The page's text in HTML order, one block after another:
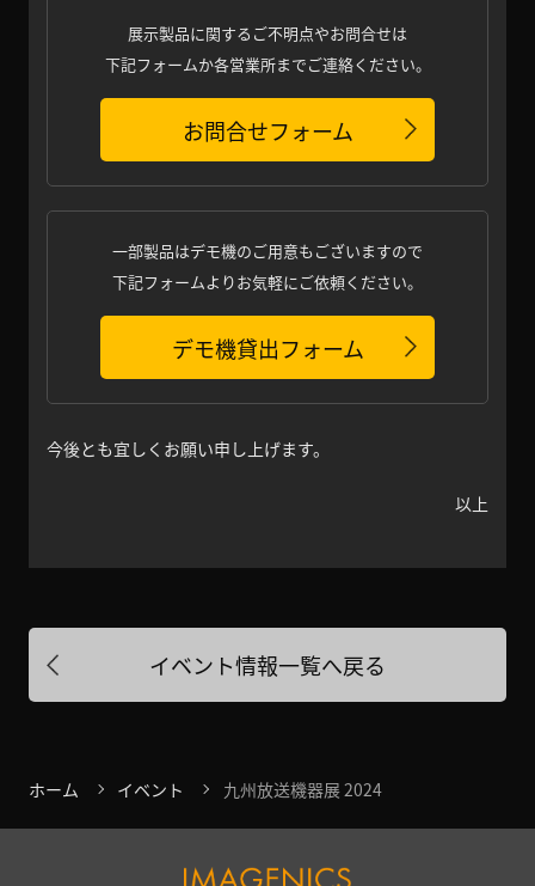
展示製品に関するご不明点やお問合せは
下記フォームか各営業所までご連絡ください。
お問合せフォーム
一部製品はデモ機のご用意もございますので
下記フォームよりお気軽にご依頼ください。
デモ機貸出フォーム
今後とも宜しくお願い申し上げます。
以上
イベント情報一覧へ戻る
ホーム イベント 九州放送機器展 2024